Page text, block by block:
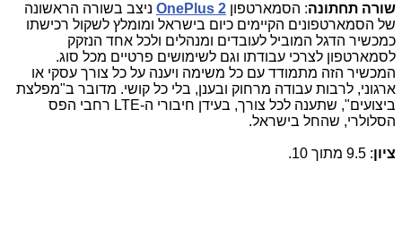
שורה תחתונה: הסמארטפון OnePlus 2 ניצב בשורה הראשונה
של הסמארטפונים הקיימים כיום בישראל ומומלץ לשקול רכישתו
כמכשיר הדגל המוביל לעובדים ומנהלים ולכל אחד הנזקק
לסמארטפון לצרכי עבודתו וגם לשימושים פרטיים מכל סוג.
המכשיר הזה מתמודד עם כל משימה ויענה על כל צורך עסקי או
ארגוני, לרבות עבודה מרחוק ובענן, בלי כל קושי. מדובר ב"מפלצת
ביצועים", שתענה לכל צורך, בעידן חיבורי ה-LTE רחבי הפס
הסלולרי, שהחל בישראל.
ציון: 9.5 מתוך 10.